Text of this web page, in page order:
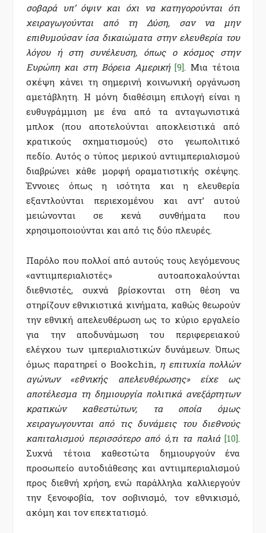
σοβαρά υπ’ όψιν και όχι να κατηγορούνται ότι
χειραγωγούνται από τη Δύση, σαν να μην
επιθυμούσαν ίσα δικαιώματα στην ελευθερία του
λόγου ή στη συνέλευση, όπως ο κόσμος στην
Ευρώπη και στη Βόρεια Αμερική [9]. Μια τέτοια
σκέψη κάνει τη σημερινή κοινωνική οργάνωση
αμετάβλητη. Η μόνη διαθέσιμη επιλογή είναι η
ευθυγράμμιση με ένα από τα ανταγωνιστικά
μπλοκ (που αποτελούνται αποκλειστικά από
κρατικούς σχηματισμούς) στο γεωπολιτικό
πεδίο. Αυτός ο τύπος μερικού αντιιμπεριαλισμού
διαβρώνει κάθε μορφή οραματιστικής σκέψης.
Έννοιες όπως η ισότητα και η ελευθερία
εξαντλούνται περιεχομένου και αντ’ αυτού
μειώνονται σε κενά συνθήματα που
χρησιμοποιούνται και από τις δύο πλευρές.
Παρόλο που πολλοί από αυτούς τους λεγόμενους
«αντιιμπεριαλιστές» αυτοαποκαλούνται
διεθνιστές, συχνά βρίσκονται στη θέση να
στηρίζουν εθνικιστικά κινήματα, καθώς θεωρούν
την εθνική απελευθέρωση ως το κύριο εργαλείο
για την αποδυνάμωση του περιφερειακού
ελέγχου των ιμπεριαλιστικών δυνάμεων. Όπως
όμως παρατηρεί ο Bookchin, η επιτυχία πολλών
αγώνων «εθνικής απελευθέρωσης» είχε ως
αποτέλεσμα τη δημιουργία πολιτικά ανεξάρτητων
κρατικών καθεστώτων, τα οποία όμως
χειραγωγουνται από τις δυνάμεις του διεθνούς
καπιταλισμού περισσότερο από ό,τι τα παλιά [10]
Συχνά τέτοια καθεστώτα δημιουργούν ένα
προσωπείο αυτοδιάθεσης και αντιιμπεριαλισμού
προς διεθνή χρήση, ενώ παράλληλα καλλιεργούν
την ξενοφοβία, τον σοβινισμό, τον εθνικισμό,
ακόμη και τον επεκτατισμό.